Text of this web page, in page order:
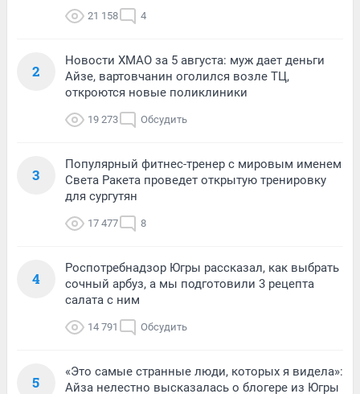
21 158 4
2
Новости ХМАО за 5 августа: муж дает деньги
Айзе, вартовчанин оголился возле ТЦ,
откроются новые поликлиники
19 273 Обсудить
3
Популярный фитнес-тренер с мировым именем
Света Ракета проведет открытую тренировку
для сургутян
17 477 8
4
Роспотребнадзор Югры рассказал, как выбрать
сочный арбуз, а мы подготовили 3 рецепта
салата с ним
14 791 Обсудить
5
«Это самые странные люди, которых я видела»:
Айза нелестно высказалась о блогере из Югры